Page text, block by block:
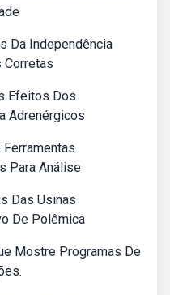
Da Independência
Corretas
Efeitos Dos
Adrenérgicos
Para Análise
Das Usinas
De Polêmica
Mostre Programas De